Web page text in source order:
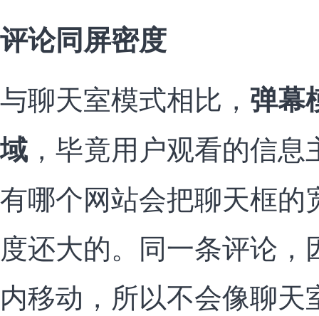
评论同屏密度
与聊天室模式相比， 弹幕
域 ，毕竟用户观看的信
有哪个网站会把聊天框的
度还大的。同一条评论
内移动，所以不会像聊